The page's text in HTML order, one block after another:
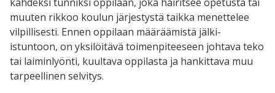
muuten rikkoo koulun järjestystä taikka menettelee
vilpillisesti. Ennen oppilaan määräämistä jälki-
istuntoon, on yksilöitävä toimenpiteeseen johtava teko
tai laiminlyönti, kuultava oppilasta ja hankittava muu
tarpeellinen selvitys.